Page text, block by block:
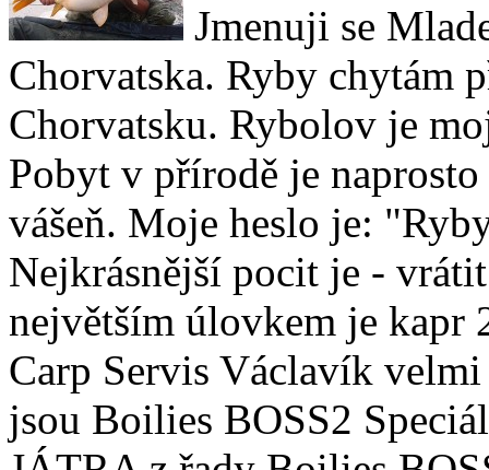
Jmenuji se
Chorvatska. Ryby chytám
Chorvatsku. Rybolov je
Pobyt v přírodě je
vášeň. Moje heslo je:
Nejkrásnější pocit je -
největším úlovkem je kapr
Carp Servis Václavík
jsou Boilies BOSS2